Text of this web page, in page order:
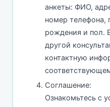
анкеты: ФИО,
номер телефона,
рождения и пол.
другой
контактную
Соглашение:
Ознакомьтесь с